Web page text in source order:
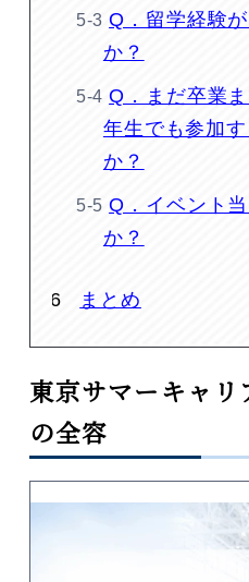
Q．留学経験
か？
Q．まだ卒業
年生でも参加
か？
Q．イベント
か？
まとめ
東京サマーキャリ
の全容